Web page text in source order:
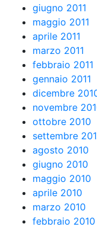
giugno 2011
maggio 2011
aprile 2011
marzo 2011
febbraio 2011
gennaio 2011
dicembre
novembre
ottobre 2010
settembre
agosto 2010
giugno 2010
maggio 2010
aprile 2010
marzo 2010
febbraio 2010